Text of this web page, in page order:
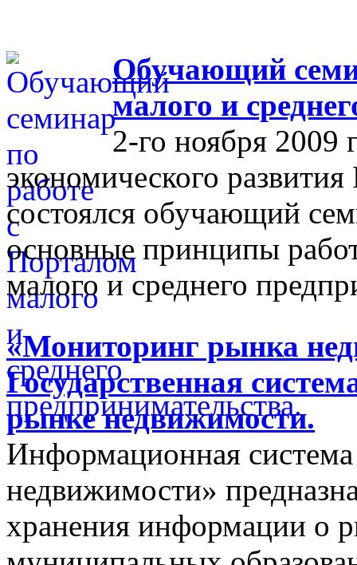
Обучающий
малого и
2-го ноября 2009
экономического
состоялся обучающий
основные принципы
малого и среднего
«Мониторинг рынка
Государственная
рынке недвижимости.
Информационная
недвижимости»
хранения информации о